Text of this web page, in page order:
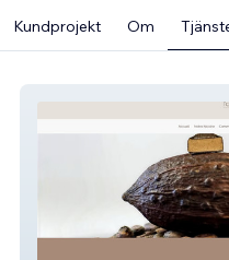
Kundprojekt Om